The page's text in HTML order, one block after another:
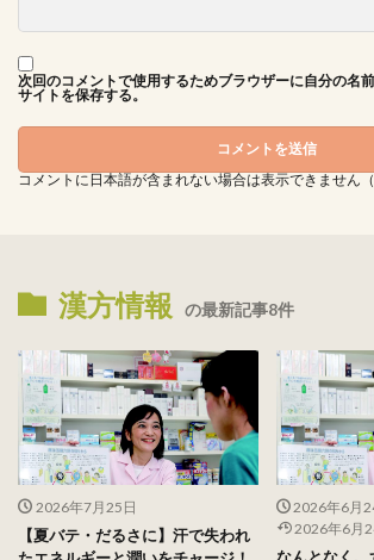
次回のコメントで使用するためブラウザーに自分の名
サイトを保存する。
コメントに日本語が含まれない場合は表示できません（
漢方情報 の最新記事8件
2026年7月25日
【夏バテ・だるさに】汗で失われ
2026年6月
2026年6月